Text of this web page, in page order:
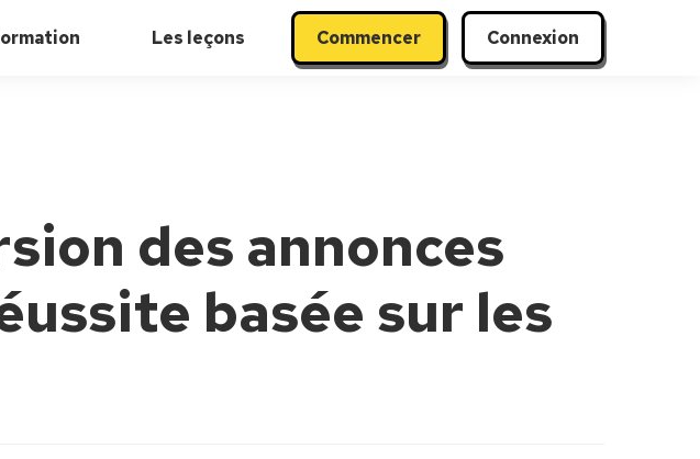
Les leçons Connexion
Commencer
des annonces
basée sur les